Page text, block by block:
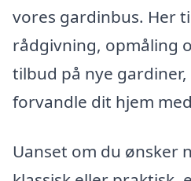
vores gardinbus. Her
rådgivning, opmåling
tilbud på nye gardiner,
forvandle dit hjem
Uanset om du ønsker